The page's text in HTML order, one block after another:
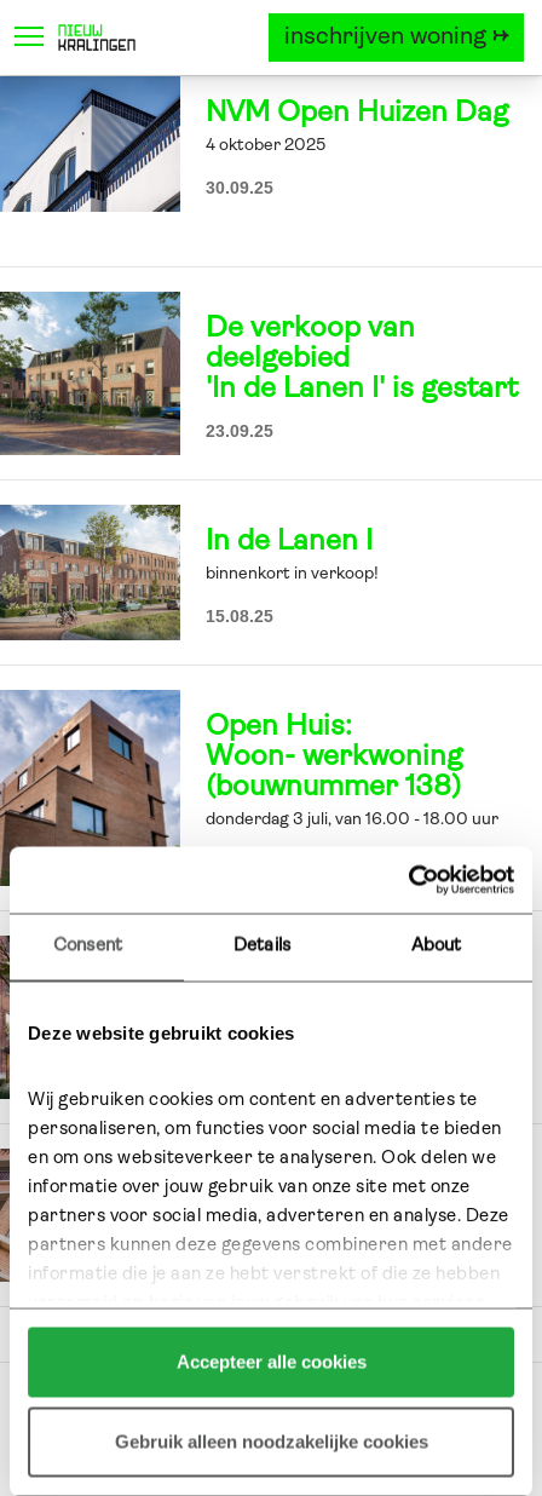
Consent Details About
Deze website gebruikt cookies
Wij gebruiken cookies om content en advertenties te
personaliseren, om functies voor social media te bieden
en om ons websiteverkeer te analyseren. Ook delen we
informatie over jouw gebruik van onze site met onze
partners voor social media, adverteren en analyse. Deze
partners kunnen deze gegevens combineren met andere
informatie die je aan ze hebt verstrekt of die ze hebben
verzameld op basis van jouw gebruik van hun services.
Klik hier voor meer informatie over ons cookiebeleid.
Accepteer alle cookies
Gebruik alleen noodzakelijke cookies
inschrijven woning →
NVM Open Huizen Dag
4 oktober 2025
30.09.25
De verkoop van
deelgebied
'In de Lanen I' is gestart
23.09.25
In de Lanen I
binnenkort in verkoop!
15.08.25
Open Huis:
Woon- werkwoning
(bouwnummer 138)
donderdag 3 juli, van 16.00 - 18.00 uur
Ensemble 2 van
op 19 juni in verkoop!
Rotterdamse
Architectuurprijs 2025
2.05.25
1 2 3 4 … 15
project